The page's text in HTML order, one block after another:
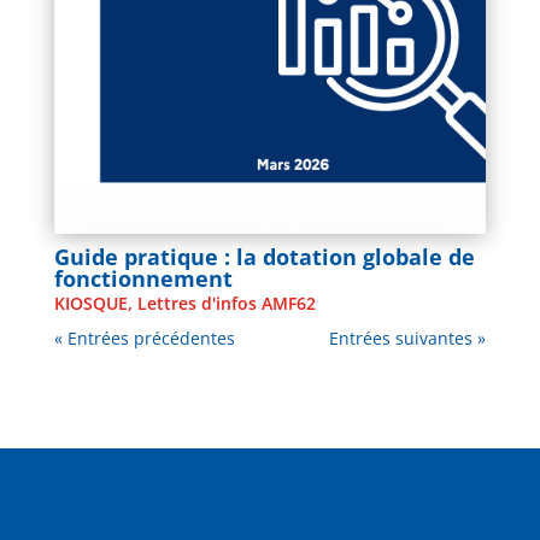
Guide pratique : la dotation globale de
fonctionnement
KIOSQUE, Lettres d'infos AMF62
« Entrées précédentes
Entrées suivantes »